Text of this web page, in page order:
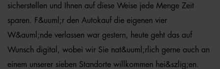
sicherstellen und Ihnen auf diese Weise jede Menge Zeit
sparen. F&uuml;r den Autokauf die eigenen vier
W&auml;nde verlassen war gestern, heute geht das auf
Wunsch digital, wobei wir Sie nat&uuml;rlich gerne auch an
einem unserer sieben Standorte willkommen hei&szlig;en.